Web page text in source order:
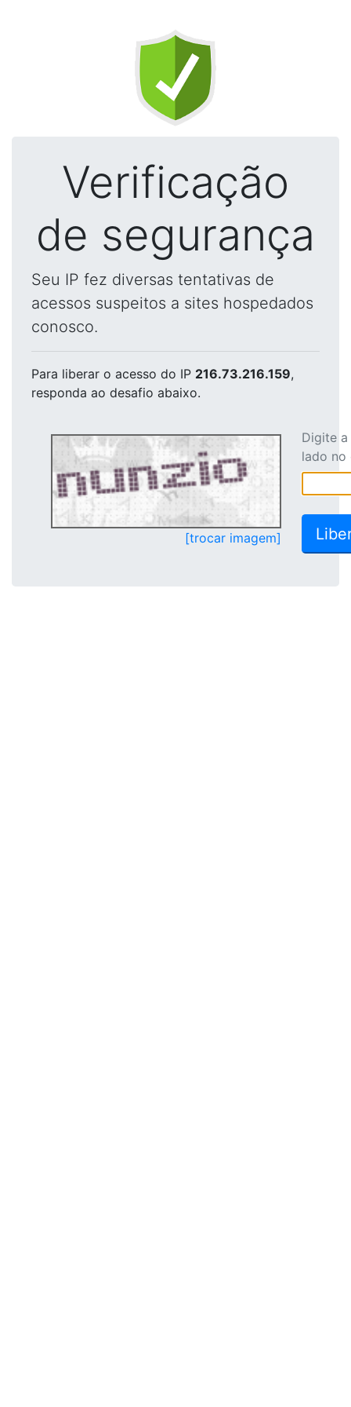
Verificação
de segurança
Seu IP fez diversas tentativas de
acessos suspeitos a sites hospedados
conosco.
Para liberar o acesso do IP 216.73.216.159,
responda ao desafio abaixo.
[trocar imagem]
Digite
lado no